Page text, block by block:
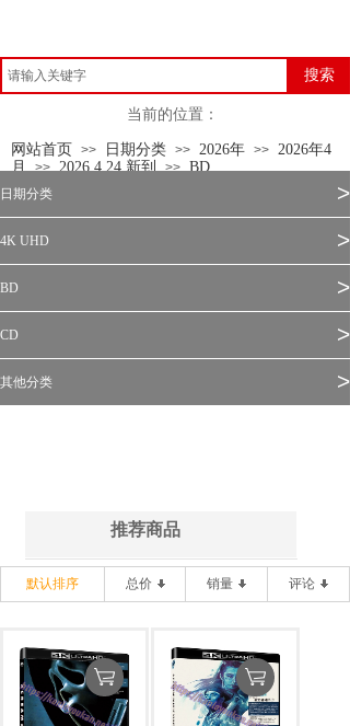
搜索
当前的位置：
网站首页 >> 日期分类 >> 2026年 >> 2026年4
月 >> 2026.4.24 新到 >> BD
日期分类 >
4K UHD >
BD >
CD >
其他分类 >
推荐商品
默认排序 总价 销量 评论